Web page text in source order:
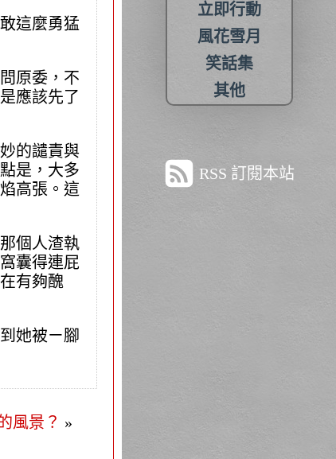
這麼勇猛
原委，不
應該先了
的譴責與
是，大多
高張。這
個人渣執
囊得連屁
有夠醜
她被ㄧ腳
風景？ »
立即行動
風花雪月
笑話集
其他
RSS 訂閱本站